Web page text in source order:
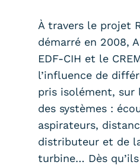
À travers le projet
démarré en 2008,
EDF-CIH et le
l’influence de
pris isolément, sur
des systèmes :
aspirateurs,
distributeur et de
turbine… Dès